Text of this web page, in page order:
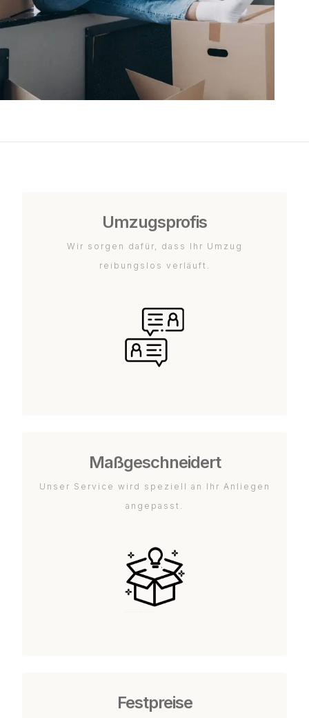
Umzugsprofis
Wir sorgen dafür, dass Ihr Umzug
reibungslos verläuft.
Maßgeschneidert
Unser Service wird speziell an Ihr Anliegen
angepasst.
Festpreise